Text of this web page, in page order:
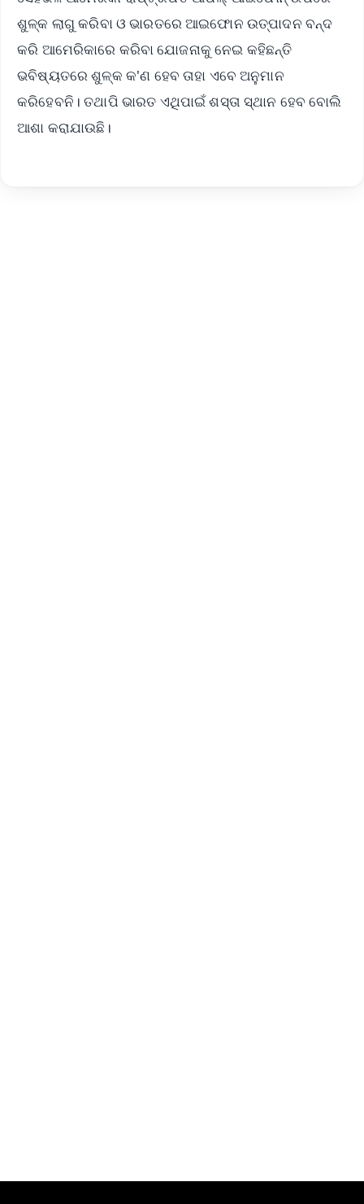
ଶୁଳ୍କ ଲାଗୁ କରିବା ଓ ଭାରତରେ ଆଇଫୋନ ଉତ୍ପାଦନ ବନ୍ଦ
କରି ଆମେରିକାରେ କରିବା ଯୋଜନାକୁ ନେଇ କହିଛନ୍ତି
ଭବିଷ୍ୟତରେ ଶୁଳ୍କ କ'ଣ ହେବ ତାହା ଏବେ ଅନୁମାନ
କରିହେବନି। ତଥାପି ଭାରତ ଏଥିପାଇଁ ଶସ୍ତା ସ୍ଥାନ ହେବ ବୋଲି
ଆଶା କରାଯାଉଛି।